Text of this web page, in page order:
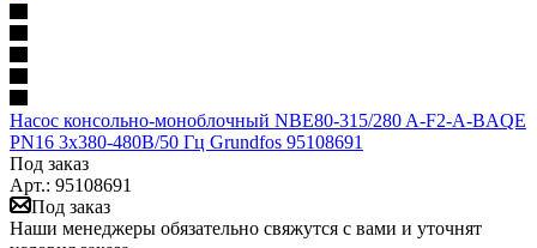
Насос консольно-моноблочный NBE80-315/280 A-F2-A-BAQE
PN16 3х380-480В/50 Гц Grundfos 95108691
Под заказ
Арт.: 95108691
Под заказ
Наши менеджеры обязательно свяжутся с вами и уточнят